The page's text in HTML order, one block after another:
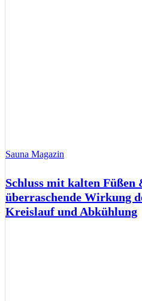
Sauna Magazin
Schluss mit kalten Füßen
überraschende Wirkung
Kreislauf und Abkühlung